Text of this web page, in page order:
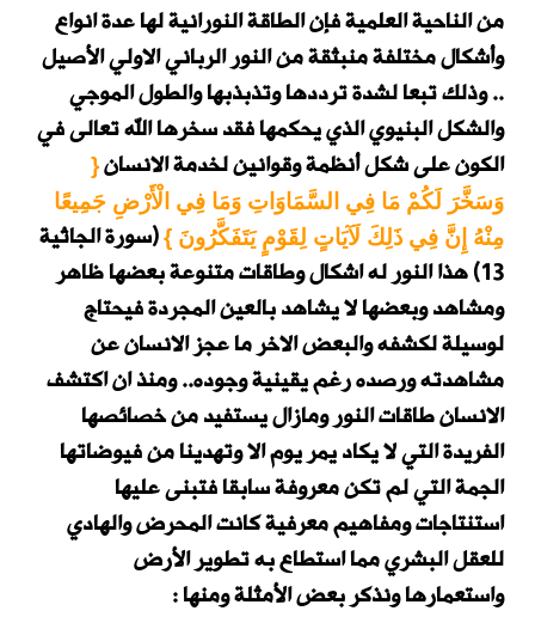
من الناحية العلمية فإن الطاقة النورانية لها عدة انواع
وأشكال مختلفة منبثقة من النور الرباني الاولي الأصيل
.. وذلك تبعا لشدة ترددها وتذبذبها والطول الموجي
والشكل البنيوي الذي يحكمها فقد سخرها الله تعالى في
الكون على شكل أنظمة وقوانين لخدمة الانسان{
وَسَخَّرَ لَكُمْ مَا فِي السَّمَاوَاتِ وَمَا فِي الْأَرْضِ جَمِيعًا
مِنْهُ إِنَّ فِي ذَلِكَ لَآيَاتٍ لِقَوْمٍ يَتَفَكَّرُونَ }(سورة الجاثية
13) هذا النور له اشكال وطاقات متنوعة بعضها ظاهر
ومشاهد وبعضها لا يشاهد بالعين المجردة فيحتاج
لوسيلة لكشفه والبعض الاخر ما عجز الانسان عن
مشاهدته ورصده رغم يقينية وجوده.. ومنذ ان اكتشف
الانسان طاقات النور ومازال يستفيد من خصائصها
الفريدة التي لا يكاد يمر يوم الا وتهدينا من فيوضاتها
الجمة التي لم تكن معروفة سابقا فتبنى عليها
استنتاجات ومفاهيم معرفية كانت المحرض والهادي
للعقل البشري مما استطاع به تطوير الأرض
واستعمارها ونذكر بعض الأمثلة ومنها :